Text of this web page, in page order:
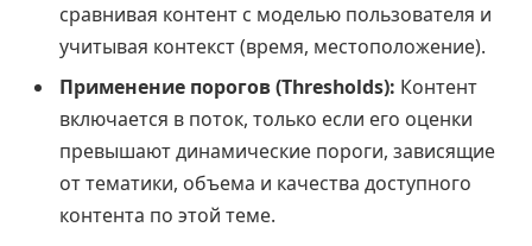
сравнивая контент с моделью пользователя и
учитывая контекст (время, местоположение).
Применение порогов (Thresholds): Контент
включается в поток, только если его оценки
превышают динамические пороги, зависящие
от тематики, объема и качества доступного
контента по этой теме.